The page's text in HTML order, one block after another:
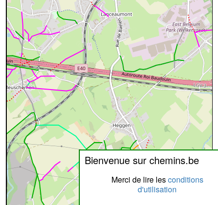
Bienvenue sur chemins.be
Merci de lire lesconditions
d'utilisation